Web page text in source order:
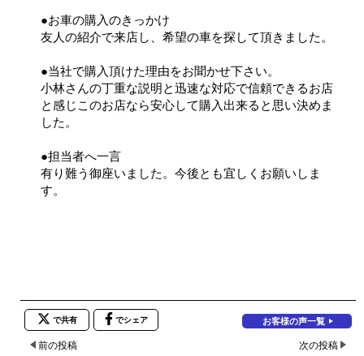
●お車の購入のきっかけ
友人の紹介で来店し、希望の車を探して頂きました。
●当社で購入頂けた理由をお聞かせ下さい。
小林さんの丁重な説明と迅速な対応で信頼できるお店
と感じこのお店なら安心して購入出来ると思い決めま
した。
●担当者へ一言
有り難う御座いました。今後とも宜しくお願いしま
す。
で共有 でシェア お客様の声一覧
前の投稿 次の投稿